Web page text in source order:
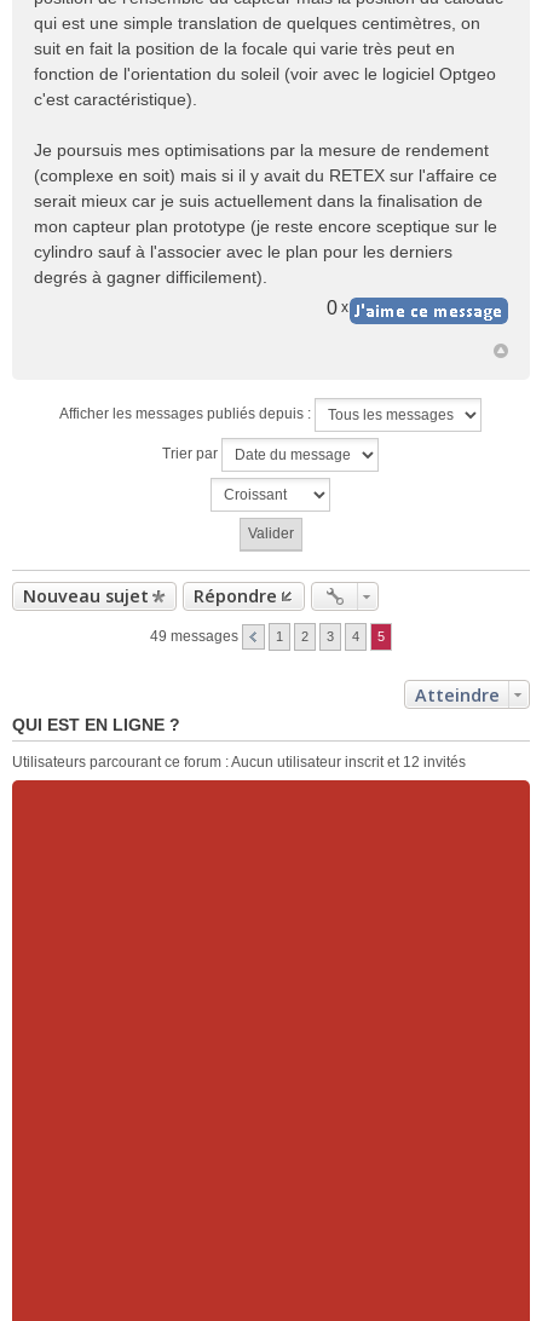
qui est une simple translation de quelques centimètres, on
suit en fait la position de la focale qui varie très peut en
fonction de l'orientation du soleil (voir avec le logiciel Optgeo
c'est caractéristique).
Je poursuis mes optimisations par la mesure de rendement
(complexe en soit) mais si il y avait du RETEX sur l'affaire ce
serait mieux car je suis actuellement dans la finalisation de
mon capteur plan prototype (je reste encore sceptique sur le
cylindro sauf à l'associer avec le plan pour les derniers
degrés à gagner difficilement).
0 x
Afficher les messages publiés depuis :
Trier par
Nouveau sujet Répondre
49 messages 1 2 3 4 5
Atteindre
QUI EST EN LIGNE ?
Utilisateurs parcourant ce forum : Aucun utilisateur inscrit et 12 invités